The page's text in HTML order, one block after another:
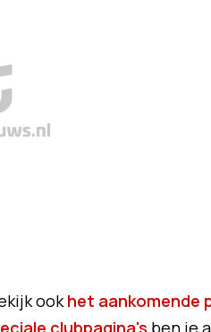
ookhet aankomende
clubpagina's ben je